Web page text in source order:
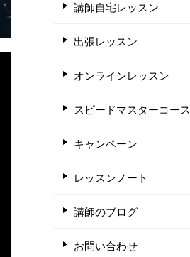
講師自宅レッスン
出張レッスン
オンラインレッスン
スピードマスターコース
キャンペーン
レッスンノート
講師のブログ
お問い合わせ